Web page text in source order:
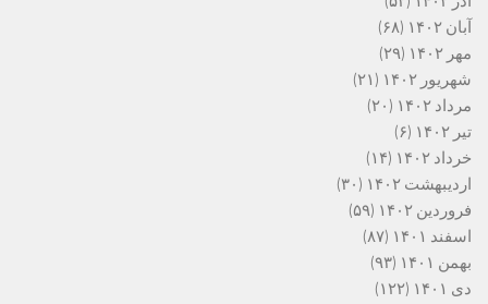
آبان ۱۴۰۲
(۶۸)
مهر ۱۴۰۲
(۲۹)
شهریور ۱۴۰۲
(۲۱)
مرداد ۱۴۰۲
(۲۰)
تیر ۱۴۰۲
(۶)
خرداد ۱۴۰۲
(۱۴)
اردیبهشت ۱۴۰۲
(۳۰)
فروردین ۱۴۰۲
(۵۹)
اسفند ۱۴۰۱
(۸۷)
بهمن ۱۴۰۱
(۹۳)
دی ۱۴۰۱
(۱۲۲)